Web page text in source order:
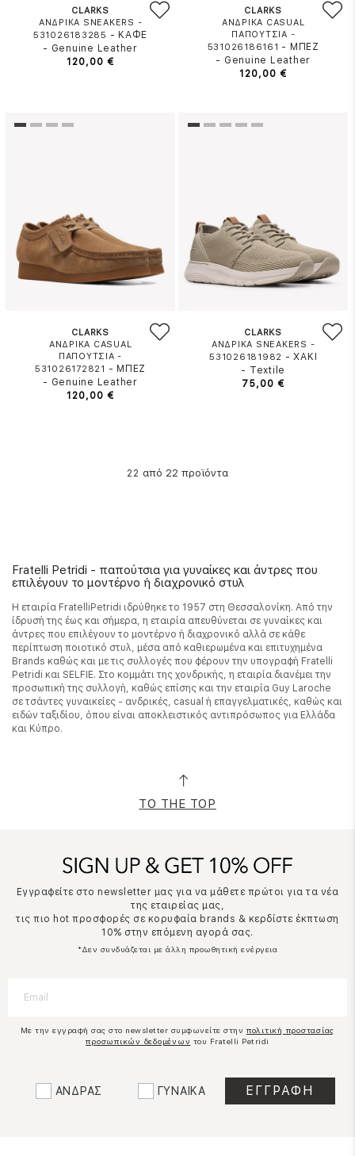
CLARKS
ΑΝΔΡΙΚΑ SNEAKERS -
531026183285 - ΚΑΦΕ
- Genuine Leather
120,00 €
CLARKS
ΑΝΔΡΙΚΑ CASUAL
ΠΑΠΟΥΤΣΙΑ -
531026186161 - ΜΠΕΖ
- Genuine Leather
120,00 €
CLARKS
ΑΝΔΡΙΚΑ CASUAL
ΠΑΠΟΥΤΣΙΑ -
531026172821 - ΜΠΕΖ
- Genuine Leather
120,00 €
CLARKS
ΑΝΔΡΙΚΑ SNEAKERS -
531026181982 -ΧΑΚΙ
- Textile
75,00 €
22 από 22 προϊόντα
Fratelli Petridi - παπούτσια για γυναίκες και άντρες που
επιλέγουν το μοντέρνο ή διαχρονικό στυλ
Η εταιρία FratelliPetridi ιδρύθηκε το 1957 στη Θεσσαλονίκη. Από την
ίδρυσή της έως και σήμερα, η εταιρία απευθύνεται σε γυναίκες και
άντρες που επιλέγουν το μοντέρνο ή διαχρονικό αλλά σε κάθε
περίπτωση ποιοτικό στυλ, μέσα από καθιερωμένα και επιτυχημένα
Brands καθώς και με τις συλλογές που φέρουν την υπογραφή Fratelli
Petridi και SELFIE. Στο κομμάτι της χονδρικής, η εταιρία διανέμει την
προσωπική της συλλογή, καθώς επίσης και την εταιρία Guy Laroche
σε τσάντες γυναικείες - ανδρικές, casual ή επαγγελματικές, καθώς και
ειδών ταξιδίου, όπου είναι αποκλειστικός αντιπρόσωπος για Ελλάδα
και Κύπρο.
TO THE TOP
Εγγραφείτε στο newsletter μας για να μάθετε πρώτοι για τα νέα
της εταιρείας μας,
τις πιο hot προσφορές σε κορυφαία brands & κερδίστε έκπτωση
10% στην επόμενη αγορά σας.
*Δεν συνδυάζεται με άλλη προωθητική ενέργεια
Με την εγγραφή σας στο newsletter συμφωνείτε στην πολιτική προστασίας
προσωπικών δεδομένων του Fratelli Petridi
ΑΝΔΡΑΣ ΓΥΝΑΙΚΑ